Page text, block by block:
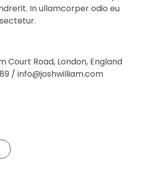
In ullamcorper odio eu
Court Road, London, England
/ info@joshwilliam.com